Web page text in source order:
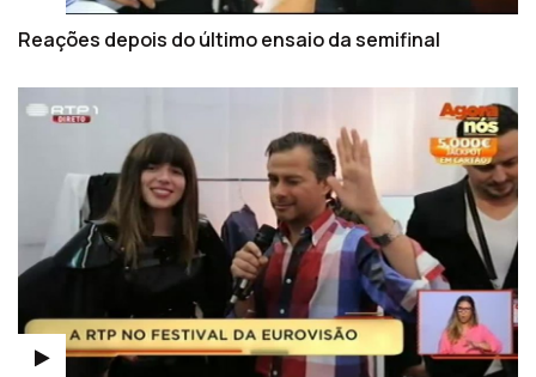
Reações depois do último ensaio da semifinal